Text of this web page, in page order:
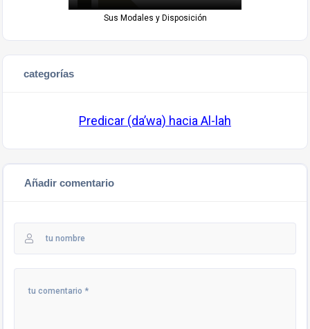
Sus Modales y Disposición
categorías
Predicar (da’wa) hacia Al-lah
Añadir comentario